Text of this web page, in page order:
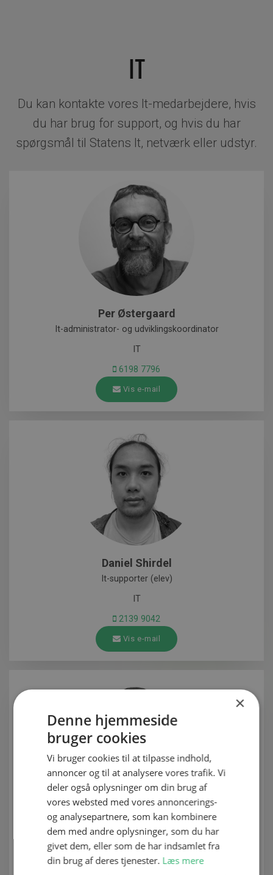
IT
Du kan kontakte vores It-medarbejdere, hvis
du har brug for support, og hvis du har
spørgsmål til Statens It, netværk eller udstyr.
Per Østergaard
It-administrator- og udviklingskoordinator
IT
6198 7796
Vis e-mail
Daniel Shirdel
It-supporter (elev)
IT
2139 9042
Vis e-mail
Mathias Weirsø Christensen
It-supporter (elev)
IT
2489 1773
×
Denne hjemmeside
bruger cookies
Vi bruger cookies til at tilpasse indhold,
annoncer og til at analysere vores trafik. Vi
deler også oplysninger om din brug af
vores websted med vores annoncerings-
og analysepartnere, som kan kombinere
dem med andre oplysninger, som du har
givet dem, eller som de har indsamlet fra
din brug af deres tjenester. Læs mere